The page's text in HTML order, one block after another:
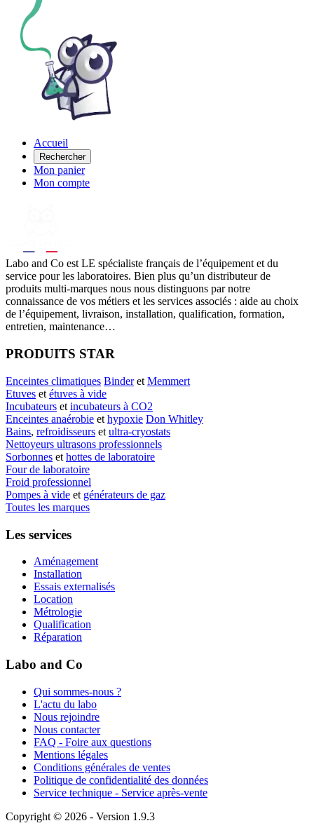
Accueil
Rechercher
Mon panier
Mon compte
Labo and Co est LE spécialiste français de l’équipement et du
service pour les laboratoires. Bien plus qu’un distributeur de
produits multi-marques nous nous distinguons par notre
connaissance de vos métiers et les services associés : aide au choix
de l’équipement, livraison, installation, qualification, formation,
entretien, maintenance…
PRODUITS STAR
Enceintes climatiques Binderet Memmert
Etuves et étuves à vide
Incubateurs et incubateurs à CO2
Enceintes anaérobie et hypoxie Don Whitley
Bains, refroidisseurs et ultra-cryostats
Nettoyeurs ultrasons professionnels
Sorbonnes et hottes de laboratoire
Four de laboratoire
Froid professionnel
Pompes à vide et générateurs de gaz
Toutes les marques
Les services
Aménagement
Installation
Essais externalisés
Location
Métrologie
Qualification
Réparation
Labo and Co
Qui sommes-nous ?
L'actu du labo
Nous rejoindre
Nous contacter
FAQ - Foire aux questions
Mentions légales
Conditions générales de ventes
Politique de confidentialité des données
Service technique - Service après-vente
Copyright © 2026 - Version 1.9.3